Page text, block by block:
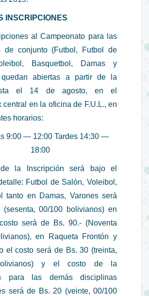
INSCRIPCIONES
al Campeonato para las
de conjunto (Futbol, Futbol de
Basquetbol, Damas y
quedan abiertas a partir de la
el 14 de agosto, en el
central en la oficina de F.U.L., en
horarios:
9:00 — 12:00 Tardes 14:30 —
18:00
la Inscripción será bajo el
Futbol de Salón, Voleibol,
tanto en Damas, Varones será
00/100 bolivianos) en
será de Bs. 90.- (Noventa
en Raqueta Frontón y
el costo será de Bs. 30 (treinta,
y el costo de la
para las demás disciplinas
será de Bs. 20 (veinte, 00/100